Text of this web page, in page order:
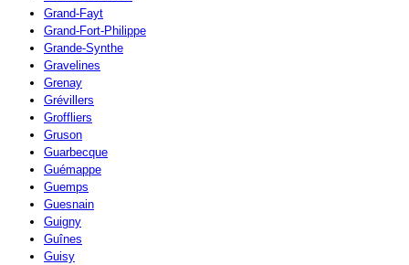
Grand-Fayt
Grand-Fort-Philippe
Grande-Synthe
Gravelines
Grenay
Grévillers
Groffliers
Gruson
Guarbecque
Guémappe
Guemps
Guesnain
Guigny
Guînes
Guisy